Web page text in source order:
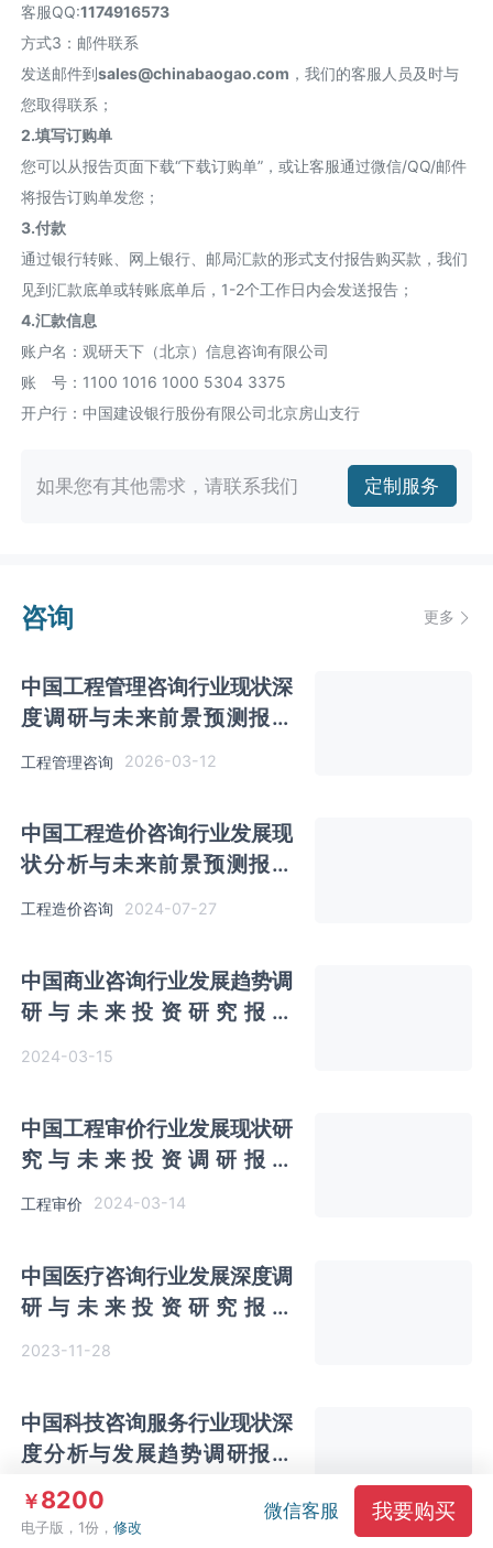
客服QQ:1174916573
方式3：邮件联系
发送邮件到sales@chinabaogao.com ，我们的客服人员及时与
您取得联系；
2.填写订购单
您可以从报告页面下载“下载订购单”，或让客服通过微信/QQ/邮件
将报告订购单发您；
3.付款
通过银行转账、网上银行、邮局汇款的形式支付报告购买款，我们
见到汇款底单或转账底单后，1-2个工作日内会发送报告；
4.汇款信息
账户名：观研天下（北京）信息咨询有限公司
账 号：1100 1016 1000 5304 3375
开户行：中国建设银行股份有限公司北京房山支行
如果您有其他需求，请联系我们 定制服务
咨询 更多
中国工程管理咨询行业现状深
度调研与未来前景预测报告
工程管理咨询 2026-03-12
中国工程造价咨询行业发展现
状分析与未来前景预测报告
（2024-2031年）
工程造价咨询 2024-07-27
中国商业咨询行业发展趋势调
研与未来投资研究报告
2024-03-15
中国工程审价行业发展现状研
究与未来投资调研报告
（2024-2031年）
工程审价 2024-03-14
中国医疗咨询行业发展深度调
研与未来投资研究报告
2023-11-28
中国科技咨询服务行业现状深
度分析与发展趋势调研报告
（2023-2030年）
2023-11-23
￥8200
电子版，1份，修改
微信客服 我要购买